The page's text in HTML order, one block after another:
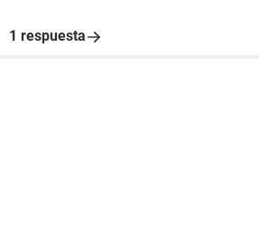
1 respuesta